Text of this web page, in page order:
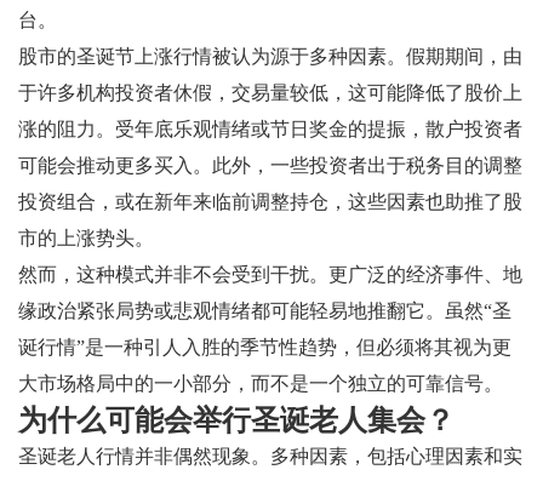
台。
股市的圣诞节上涨行情被认为源于多种因素。假期期间，由
于许多机构投资者休假，交易量较低，这可能降低了股价上
涨的阻力。受年底乐观情绪或节日奖金的提振，散户投资者
可能会推动更多买入。此外，一些投资者出于税务目的调整
投资组合，或在新年来临前调整持仓，这些因素也助推了股
市的上涨势头。
然而，这种模式并非不会受到干扰。更广泛的经济事件、地
缘政治紧张局势或悲观情绪都可能轻易地推翻它。虽然“圣
诞行情”是一种引人入胜的季节性趋势，但必须将其视为更
大市场格局中的一小部分，而不是一个独立的可靠信号。
为什么可能会举行圣诞老人集会？
圣诞老人行情并非偶然现象。多种因素，包括心理因素和实